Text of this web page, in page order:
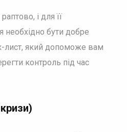
і для її
необхідно бути добре
лист, який допоможе вам
контроль під час